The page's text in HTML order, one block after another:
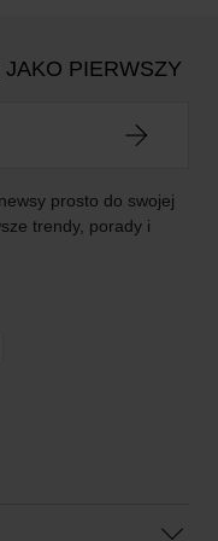
PIERWSZY
prosto do swojej
trendy, porady i